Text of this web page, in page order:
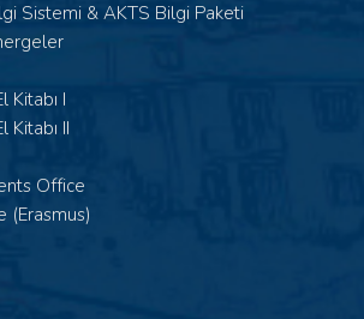
Sistemi & AKTS Bilgi Paketi
Kitabı I
Kitabı II
Office
(Erasmus)